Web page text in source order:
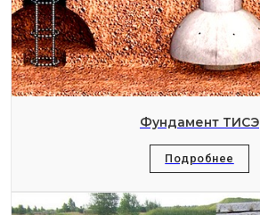
Фундамент ТИСЭ
Подробнее